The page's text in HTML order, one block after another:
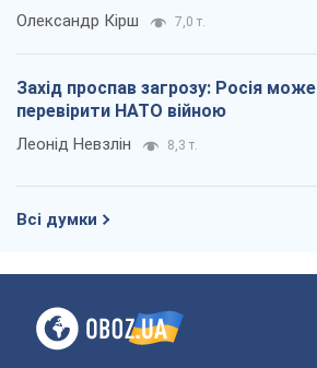
Олександр Кірш 7,0 т.
Захід проспав загрозу: Росія може
перевірити НАТО війною
Леонід Невзлін 8,3 т.
Всі думки